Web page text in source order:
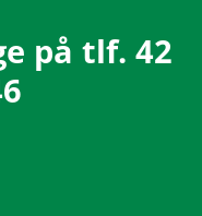
på tlf. 42